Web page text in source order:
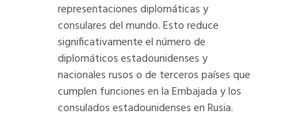
representaciones diplomáticas y
consulares del mundo. Esto reduce
significativamente el número de
diplomáticos estadounidenses y
nacionales rusos o de terceros países que
cumplen funciones en la Embajada y los
consulados estadounidenses en Rusia.